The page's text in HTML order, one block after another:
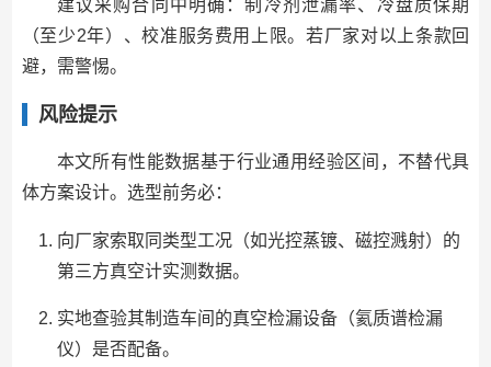
建议采购合同中明确：制冷剂泄漏率、冷盘质保期
（至少2年）、校准服务费用上限。若厂家对以上条款回
避，需警惕。
风险提示
本文所有性能数据基于行业通用经验区间，不替代具
体方案设计。选型前务必：
向厂家索取同类型工况（如光控蒸镀、磁控溅射）的
第三方真空计实测数据。
实地查验其制造车间的真空检漏设备（氦质谱检漏
仪）是否配备。